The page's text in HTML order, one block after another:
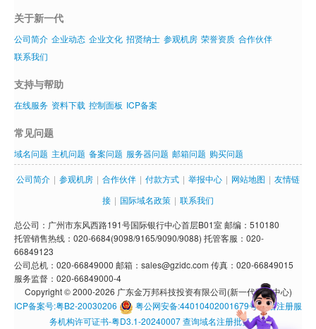
关于新一代
公司简介 企业动态 企业文化 招贤纳士 参观机房 荣誉资质 合作伙伴
联系我们
支持与帮助
在线服务 资料下载 控制面板 ICP备案
常见问题
域名问题 主机问题 备案问题 服务器问题 邮箱问题 购买问题
公司简介 | 参观机房 | 合作伙伴 | 付款方式 | 举报中心 | 网站地图 | 友情链
接 | 国际域名政策 | 联系我们
总公司：广州市东风西路191号国际银行中心首层B01室 邮编：510180
托管销售热线：020-6684(9098/9165/9090/9088) 托管客服：020-
66849123
公司总机：020-66849000 邮箱：sales@gzidc.com 传真：020-66849015
服务监督：020-66849000-4
Copyright © 2000-2026 广东金万邦科技投资有限公司(新一代数据中心)
ICP备案号:粤B2-20030206
粤公网安备:44010402001679号域名注册服
务机构许可证书-粤D3.1-20240007 查询域名注册批复公示